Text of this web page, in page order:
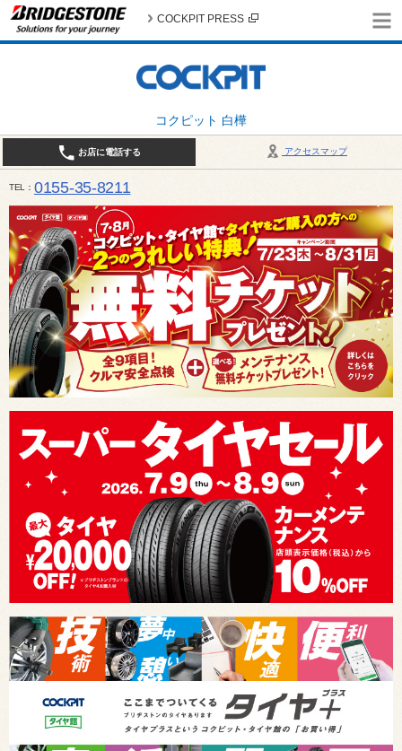
コクピット 白樺
COCKPIT PRESS
アクセスマップ
お店に電話する
TEL 0155-35-8211
10:00～18:30 （作業受付17:30最終） / 定休日：7月定休日 1日、7日、8日、14日、15日、21